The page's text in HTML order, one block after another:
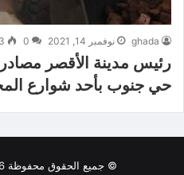
ghada نوفمبر 14, 2021 0
رئيس مدينة الأقصر
حي جنوب بأحد شوارع
© جميع الحقوق محفوظة 2026, جريدة كلمة العرب